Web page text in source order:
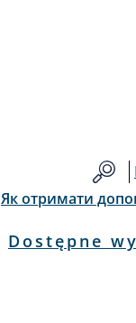
Як отримати
Dostępne